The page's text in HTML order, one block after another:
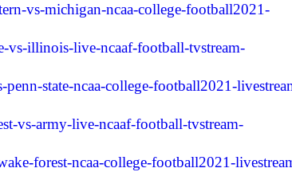
vs-michigan-ncaa-college-football2021-
vs-illinois-live-ncaaf-football-tvstream-
state-ncaa-college-football2021-
vs-army-live-ncaaf-football-tvstream-
forest-ncaa-college-football2021-